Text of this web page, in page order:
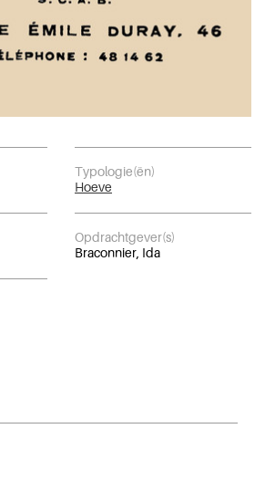
Typologie(ën)
Hoeve
Opdrachtgever(s)
Braconnier, Ida